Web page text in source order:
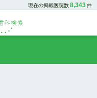
現在の掲載医院数8,343件